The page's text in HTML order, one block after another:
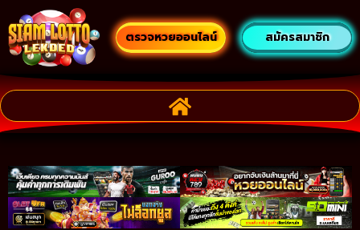
ตรวจหวยออนไลน์ สมัครสมาชิก